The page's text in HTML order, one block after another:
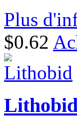
Plus
$0.62